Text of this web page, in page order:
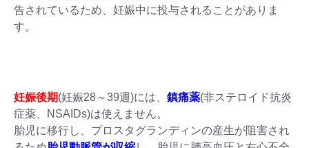
告されているため、妊娠中に投与されることがありま
す。
妊娠後期(妊娠28～39週)には、 鎮痛薬(非ステロイド抗炎
症薬、NSAIDs)は使えません。
胎児に移行し、プロスタグランディンの産生が阻害され